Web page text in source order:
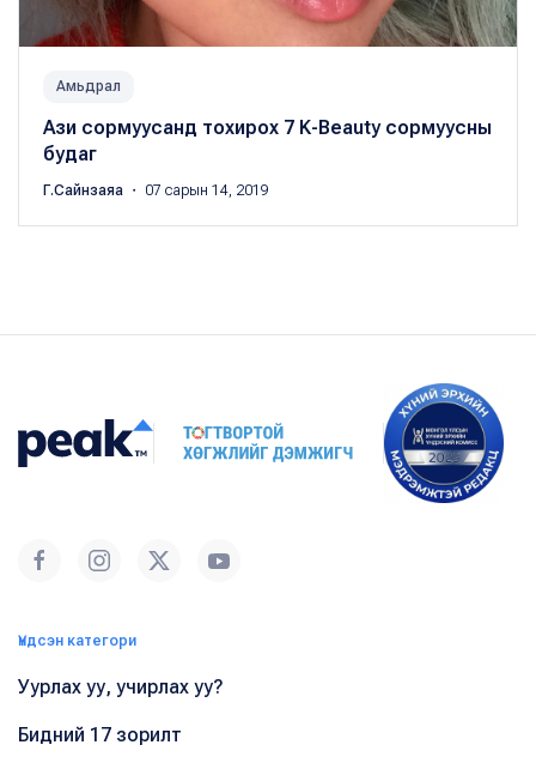
Амьдрал
Ази сормуусанд тохирох 7 K-Beauty сормуусны
будаг
Г.Сайнзаяа ・ 07 сарын 14, 2019
Үндсэн категори
Уурлах уу, учирлах уу?
Бидний 17 зорилт